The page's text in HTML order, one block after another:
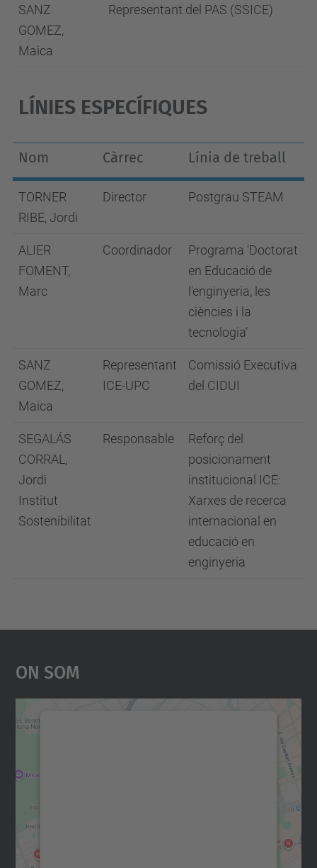
SANZ
GOMEZ,
Maica
Representant del PAS (SSICE)
LÍNIES ESPECÍFIQUES
Nom Càrrec Línia de treball
TORNER
RIBE, Jordi
Director Postgrau STEAM
ALIER
FOMENT,
Marc
Coordinador
Programa ‘Doctorat
en Educació de
l'enginyeria, les
ciències i la
tecnologia’
SANZ
GOMEZ,
Maica
Representant
ICE⁠-⁠UPC
Comissió Executiva
del CIDUI
SEGALÁS
CORRAL,
Jordi
Institut
Sostenibilitat
Responsable
Reforç del
posicionament
institucional ICE:
Xarxes de recerca
internacional en
educació en
enginyeria
On Som